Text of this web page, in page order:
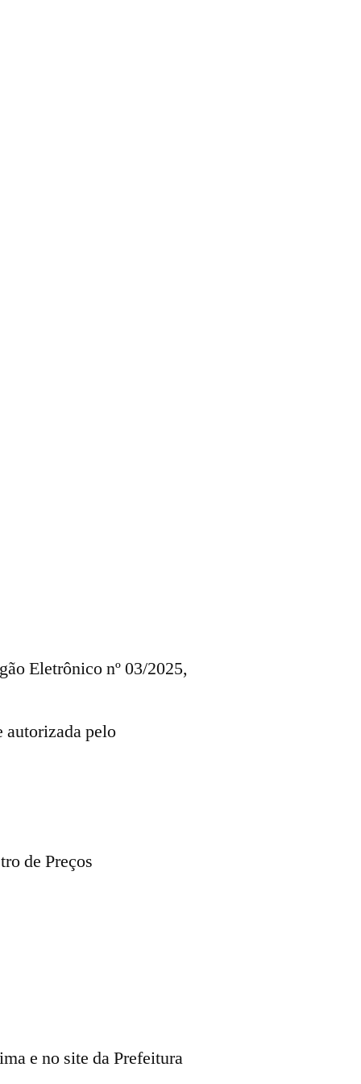
Eletrônico nº 03/2025,
autorizada pelo
de Preços
e no site da Prefeitura